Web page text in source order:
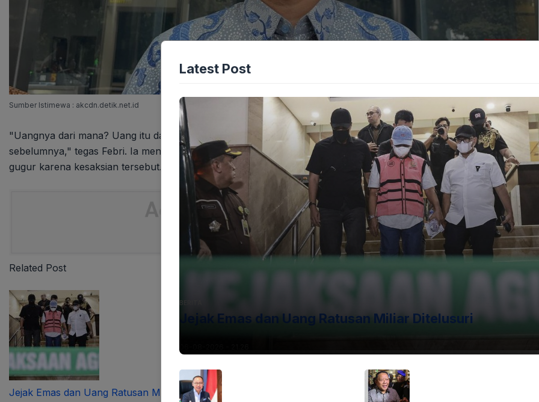
Sumber Istimewa : akcdn.detik.net.id
"Uangnya dari mana? Uang itu dari Harun Masiku. Itu yang tadi terbukti dan berkesesuaian dengan sidang
sebelumnya," tegas Febri. Ia menambahkan bahwa bagian penting dari dakwaan KPK terhadap Hasto menjadi
gugur karena kesaksian tersebut.
Related Post
Jejak Emas dan Uang Ratusan Miliar Ditelusuri
Latest Post
BERITA
Jejak Emas dan Uang Ratusan Miliar Ditelusuri